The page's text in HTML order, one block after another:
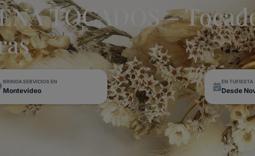
TOCADOS –
BRINDA SERVICIOS EN
Montevideo
EN TUFIESTA
Desde